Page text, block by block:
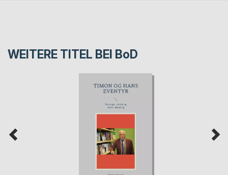
WEITERE TITEL BEI BoD